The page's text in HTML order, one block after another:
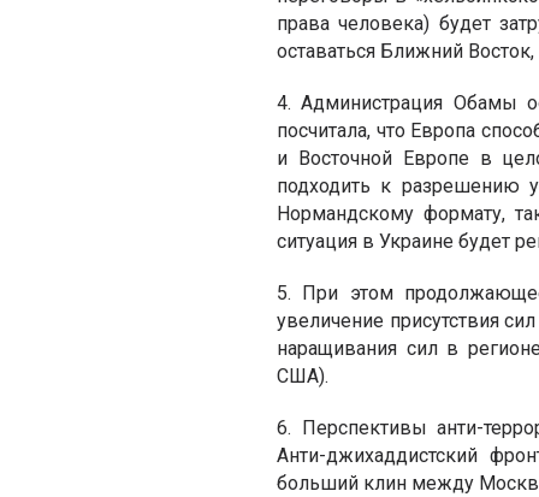
права человека) будет
оставаться Ближний
4. Администрация Обамы
посчитала, что Европа
и Восточной Европе в
подходить к разрешению
Нормандскому формату,
ситуация в Украине будет
5. При этом
увеличение присутствия
наращивания сил в
США).
6. Перспективы анти-
Анти-джихаддистский
больший клин между